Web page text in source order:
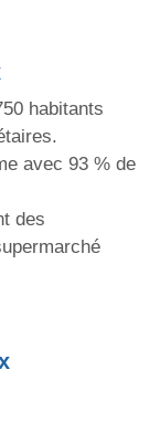
habitants
avec 93 % de
des